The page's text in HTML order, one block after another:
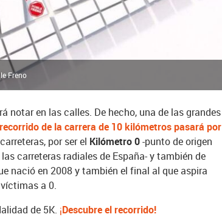
Freno
notar en las calles. De hecho, una de las grandes
recorrido de la carrera de 10 kilómetros pasará por
por ser el Kilómetro 0-punto de origen
carreteras radiales de España- y también de
nació en 2008 y también el final al que aspira
a 0.
de 5K. ¡Descubre el recorrido!